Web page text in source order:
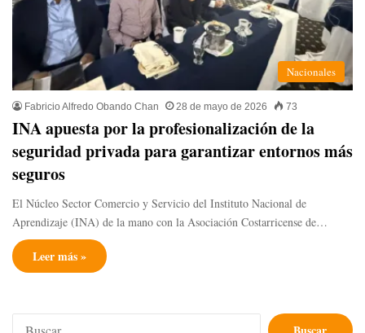
Nacionales
Fabricio Alfredo Obando Chan 28 de mayo de 2026 73
INA apuesta por la profesionalización de la
seguridad privada para garantizar entornos más
seguros
El Núcleo Sector Comercio y Servicio del Instituto Nacional de
Aprendizaje (INA) de la mano con la Asociación Costarricense de…
Leer más »
Buscar: